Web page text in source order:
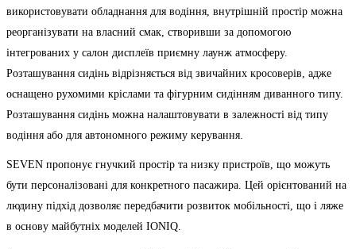
використовувати обладнання для водіння, внутрішній простір можна
реорганізувати на власний смак, створивши за допомогою
інтегрованих у салон дисплеїв приємну лаунж атмосферу.
Розташування сидінь відрізняється від звичайних кросоверів, адже
оснащено рухомими кріслами та фігурним сидінням диванного типу.
Розташування сидінь можна налаштовувати в залежності від типу
водіння або для автономного режиму керування.
SEVEN пропонує гнучкий простір та низку пристроїв, що можуть
бути персоналізовані для конкретного пасажира. Цей орієнтований на
людину підхід дозволяє передбачити розвиток мобільності, що і ляже
в основу майбутніх моделей IONIQ.